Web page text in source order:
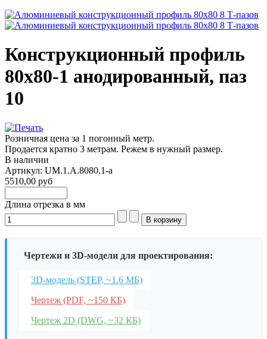
Конструкционный профиль
80х80-1 анодированный, паз
10
Розничная цена за 1 погонный метр.
Продается кратно 3 метрам. Режем в нужный размер.
В наличии
Артикул: UM.1.A.8080.1-a
5510,00 руб
Длина отрезка в мм
Чертежи и 3D-модели для проектирования:
3D-модель (STEP, ~1.6 МБ)
Чертеж (PDF, ~150 КБ)
Чертеж 2D (DWG, ~32 КБ)